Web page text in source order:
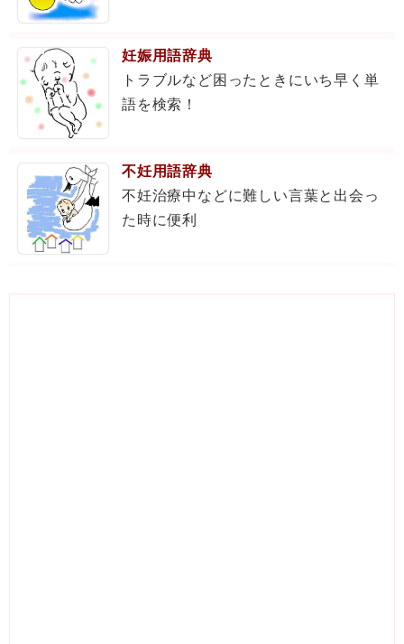
妊娠用語辞典
トラブルなど困ったときにいち早く単
語を検索！
不妊用語辞典
不妊治療中などに難しい言葉と出会っ
た時に便利